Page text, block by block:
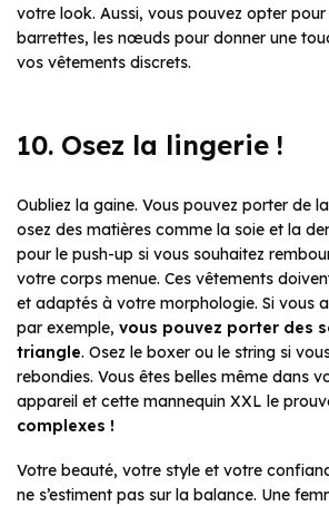
votre look. Aussi, vous pouvez opter
barrettes, les nœuds pour donner une
vos vêtements discrets.
10. Osez la lingerie !
Oubliez la gaine. Vous pouvez porter de
osez des matières comme la soie et la
pour le push-up si vous souhaitez
votre corps menue. Ces vêtements
et adaptés à votre morphologie. Si vous
par exemple, vous pouvez porter des
triangle. Osez le boxer ou le string si
rebondies. Vous êtes belles même dans
appareil et cette mannequin XXL le
complexes !
Votre beauté, votre style et votre
ne s’estiment pas sur la balance. Une